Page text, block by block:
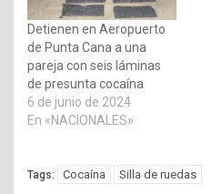
Detienen en Aeropuerto
de Punta Cana a una
pareja con seis láminas
de presunta cocaína
6 de junio de 2024
En «NACIONALES»
Tags: Cocaína Silla de ruedas